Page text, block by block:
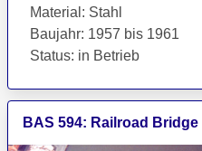
Material : Stahl
Baujahr: 1957 bis 1961
Status: in Betrieb
BAS 594: Railroad Bridge